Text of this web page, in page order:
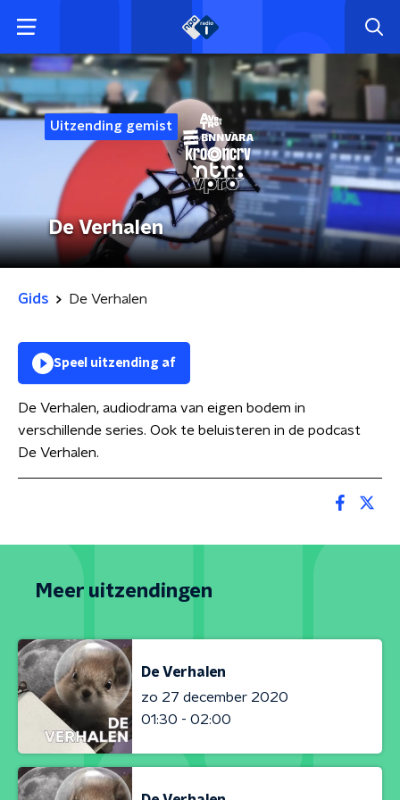
Uitzending gemist
De Verhalen
Gids De Verhalen
Speel uitzending af
De Verhalen, audiodrama van eigen bodem in
verschillende series. Ook te beluisteren in de podcast
De Verhalen.
Meer uitzendingen
De Verhalen
zo 27 december 2020
01:30 - 02:00